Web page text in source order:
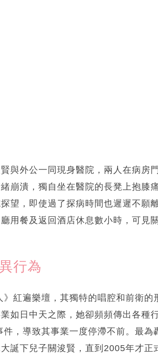
與外公一同現身醫院，兩人在病房
崩潰，獨自坐在醫院的長凳上抱膝
望，即使過了探病時間也遲遲不願
用餐及返回酒店休息數小時，可見
行為
紅遍樂壇，其獨特的唱腔和前衛的
如日中天之際，她卻頻頻傳出各種
，導致其事業一度停滯不前。最為
誕下兒子關浚賢，直到2005年才正